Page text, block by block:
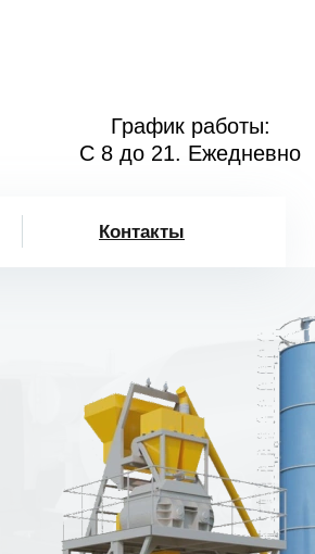
График работы:
С 8 до 21. Ежедневно
Контакты